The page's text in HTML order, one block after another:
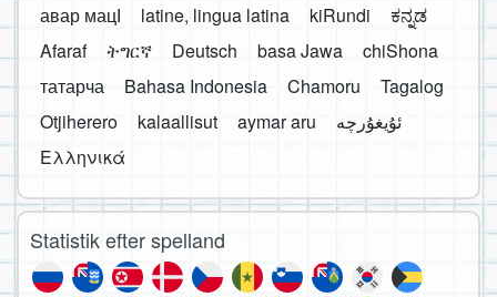
авар мацӀ
latine, lingua latina kiRundi
ಕನ್ನಡ
Afaraf
ትግርኛ Deutsch basa Jawa
chiShona
татарча
Bahasa Indonesia Chamoru
Tagalog
Otjiherero
kalaallisut aymar aru
Ελληνικά
Statistik efter spelland